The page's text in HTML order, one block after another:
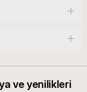
ve yenilikleri